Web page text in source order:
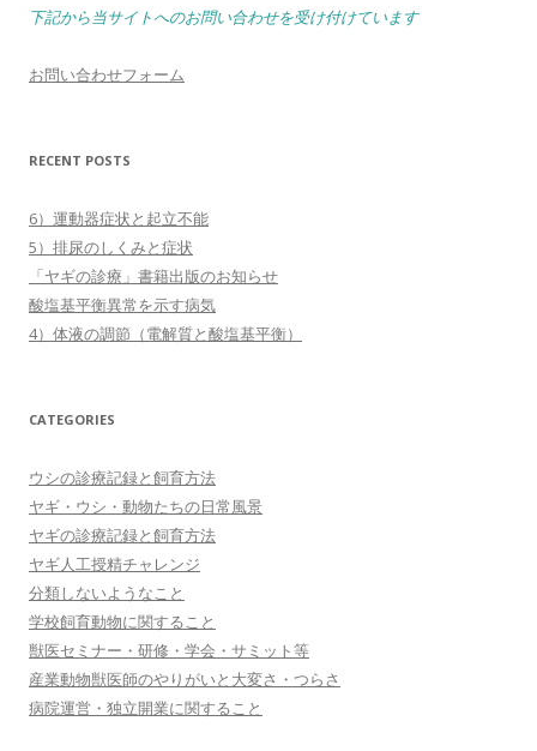
下記から当サイトへのお問い合わせを受け付けています
お問い合わせフォーム
RECENT POSTS
6）運動器症状と起立不能
5）排尿のしくみと症状
「ヤギの診療」書籍出版のお知らせ
酸塩基平衡異常を示す病気
4）体液の調節（電解質と酸塩基平衡）
CATEGORIES
ウシの診療記録と飼育方法
ヤギ・ウシ・動物たちの日常風景
ヤギの診療記録と飼育方法
ヤギ人工授精チャレンジ
分類しないようなこと
学校飼育動物に関すること
獣医セミナー・研修・学会・サミット等
産業動物獣医師のやりがいと大変さ・つらさ
病院運営・独立開業に関すること